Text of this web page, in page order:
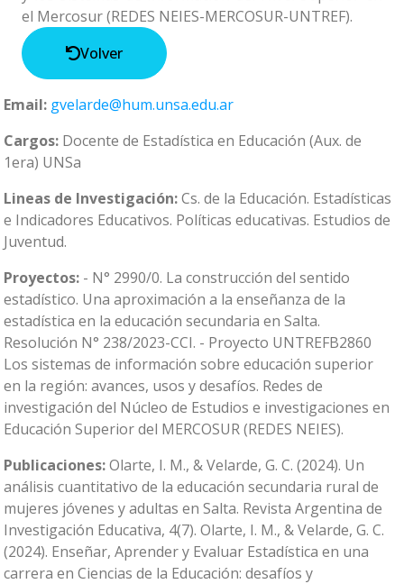
el Mercosur (REDES NEIES-MERCOSUR-UNTREF).
Volver
Email: gvelarde@hum.unsa.edu.ar
Cargos: Docente de Estadística en Educación (Aux. de
1era) UNSa
Lineas de Investigación:Cs. de la Educación. Estadísticas
e Indicadores Educativos. Políticas educativas. Estudios de
Juventud.
Proyectos: - N° 2990/0. La construcción del sentido
estadístico. Una aproximación a la enseñanza de la
estadística en la educación secundaria en Salta.
Resolución N° 238/2023-CCI. - Proyecto UNTREFB2860
Los sistemas de información sobre educación superior
en la región: avances, usos y desafíos. Redes de
investigación del Núcleo de Estudios e investigaciones en
Educación Superior del MERCOSUR (REDES NEIES).
Publicaciones:Olarte, I. M., & Velarde, G. C. (2024). Un
análisis cuantitativo de la educación secundaria rural de
mujeres jóvenes y adultas en Salta. Revista Argentina de
Investigación Educativa, 4(7). Olarte, I. M., & Velarde, G. C.
(2024). Enseñar, Aprender y Evaluar Estadística en una
carrera en Ciencias de la Educación: desafíos y